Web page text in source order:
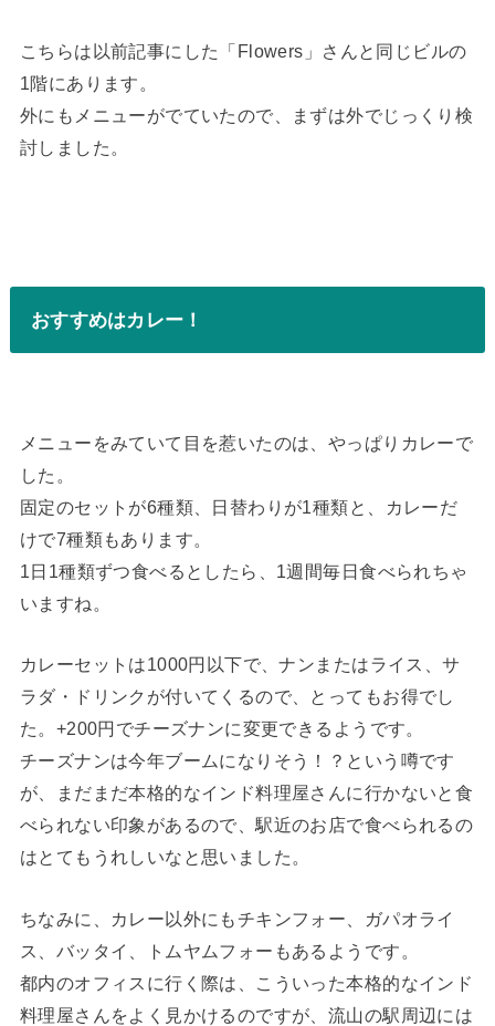
こちらは以前記事にした「Flowers」さんと同じビルの
1階にあります。
外にもメニューがでていたので、まずは外でじっくり検
討しました。
おすすめはカレー！
メニューをみていて目を惹いたのは、やっぱりカレーで
した。
固定のセットが6種類、日替わりが1種類と、カレーだ
けで7種類もあります。
1日1種類ずつ食べるとしたら、1週間毎日食べられちゃ
いますね。
カレーセットは1000円以下で、ナンまたはライス、サ
ラダ・ドリンクが付いてくるので、とってもお得でし
た。+200円でチーズナンに変更できるようです。
チーズナンは今年ブームになりそう！？という噂です
が、まだまだ本格的なインド料理屋さんに行かないと食
べられない印象があるので、駅近のお店で食べられるの
はとてもうれしいなと思いました。
ちなみに、カレー以外にもチキンフォー、ガパオライ
ス、バッタイ、トムヤムフォーもあるようです。
都内のオフィスに行く際は、こういった本格的なインド
料理屋さんをよく見かけるのですが、流山の駅周辺には